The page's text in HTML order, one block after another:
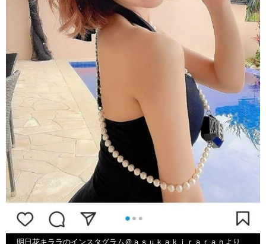
明日花キララのインスタグラム＠ａｓｕｋａｋｉｒａｒａｎより